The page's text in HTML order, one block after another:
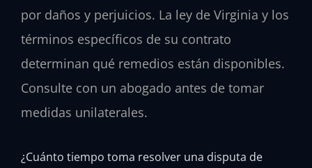
por daños y perjuicios. La ley de Virginia y los
términos específicos de su contrato
determinan qué remedios están disponibles.
Consulte con un abogado antes de tomar
medidas unilaterales.
¿Cuánto tiempo toma resolver una disputa de